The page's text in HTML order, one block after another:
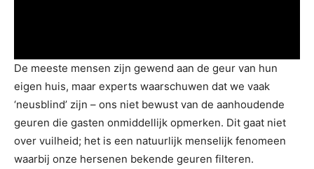
De meeste mensen zijn gewend aan de geur van hun
eigen huis, maar experts waarschuwen dat we vaak
‘neusblind’ zijn – ons niet bewust van de aanhoudende
geuren die gasten onmiddellijk opmerken. Dit gaat niet
over vuilheid; het is een natuurlijk menselijk fenomeen
waarbij onze hersenen bekende geuren filteren.